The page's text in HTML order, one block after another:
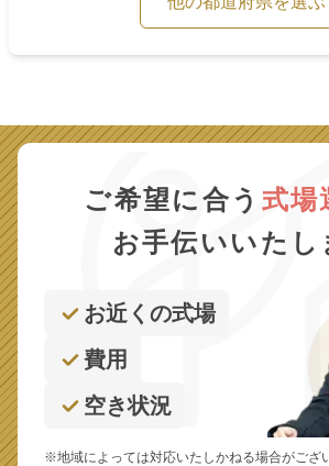
ご希望に合う 式場
お手伝いいたし
お近くの式場
費用
空き状況
※地域によっては対応いたしかねる場合がござ